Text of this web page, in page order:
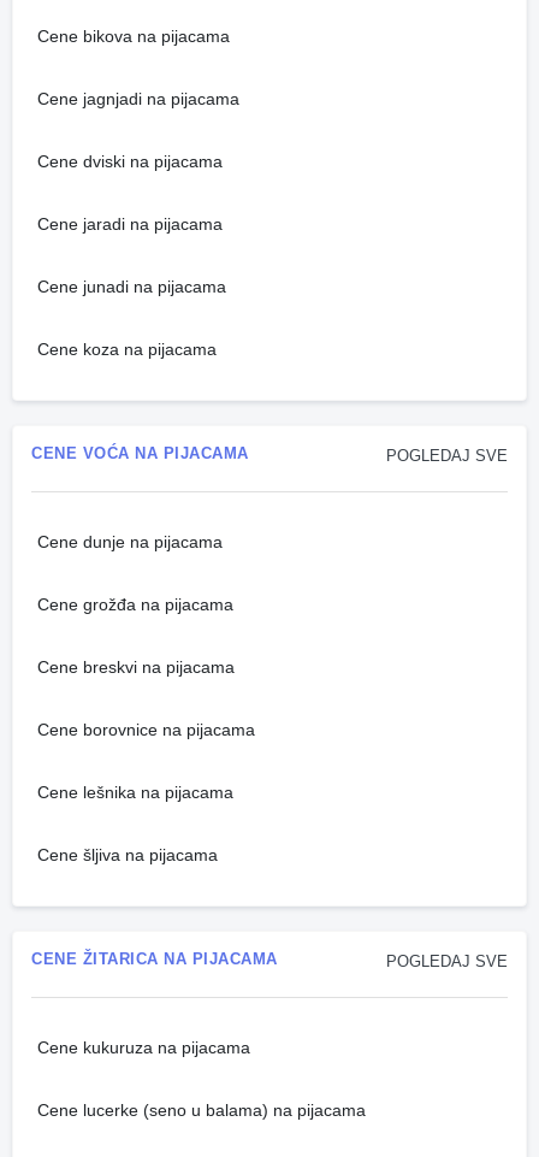
Cene bikova na pijacama
Cene jagnjadi na pijacama
Cene dviski na pijacama
Cene jaradi na pijacama
Cene junadi na pijacama
Cene koza na pijacama
POGLEDAJ SVE
CENE VOĆA NA PIJACAMA
Cene dunje na pijacama
Cene grožđa na pijacama
Cene breskvi na pijacama
Cene borovnice na pijacama
Cene lešnika na pijacama
Cene šljiva na pijacama
POGLEDAJ SVE
CENE ŽITARICA NA PIJACAMA
Cene kukuruza na pijacama
Cene lucerke (seno u balama) na pijacama